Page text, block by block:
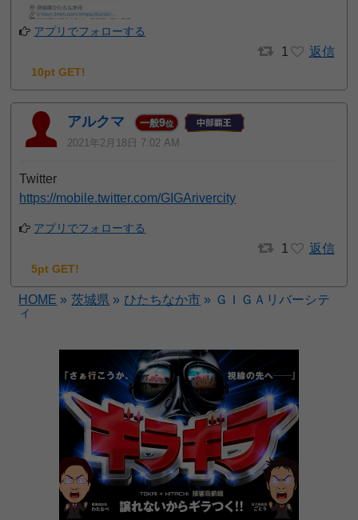
アプリでフォローする
1 返信
10pt GET!
アルクマ 一般9位
2021年2月18日 7:02 AM
Twitter
https://mobile.twitter.com/GIGArivercity
アプリでフォローする
1 返信
5pt GET!
HOME » 茨城県 » ひたちなか市 » ＧＩＧＡリバーシテ
ィ